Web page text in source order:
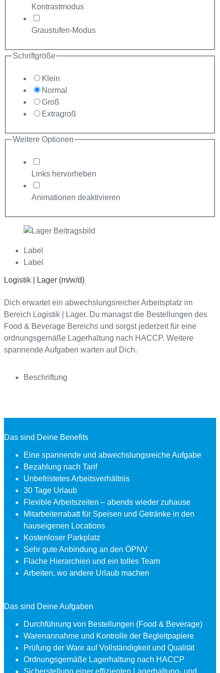
Kontrastmodus
Graustufen-Modus
Schriftgröße
Klein
Normal
Groß
Extragroß
Weitere Optionen
Links hervorheben
Animationen deaktivieren
Label
Label
Logistik | Lager (m/w/d)
Dich erwartet ein abwechslungsreicher Arbeitsplatz im
Bereich Logistik | Lager. Du managst die Bestellungen des
Food & Beverage Bereichs und sorgst jederzeit für eine
ordnungsgemäße Lagerhaltung nach HACCP. Weitere
spannende Aufgaben warten auf Dich.
Beschriftung
Das sind Deine Benefits
Eine spannende und abwechslungsreiche Aufgabe
Bezahlung nach Tarif
Unbefristetes Arbeitsverhältnis
30 Tage Urlaub
Flexible Arbeitszeiten – abends wieder zuhause
Mitarbeiterrabatt für Speisen und Getränke in den
hauseigenen Locations
Kostenloser Parkplatz
Sehr gute Anbindung an den ÖPNV
Flache Hierarchien und ein tolles Team
Arbeiten, wo andere Urlaub machen
Das sind Deine Aufgaben
Durchführung von Bestellungen (Food & Beverage)
Warenannahme und Kontrolle der Begleitpapiere
Prüfung der Ware auf Vollständigkeit und Qualität
Ordnungsgemäße Lagerhaltung nach HACCP